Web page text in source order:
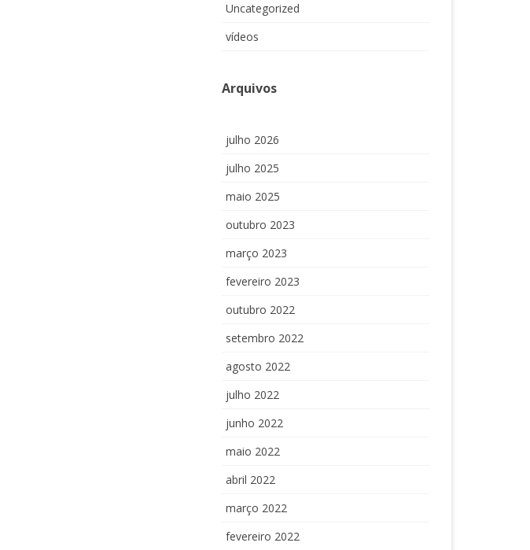
Uncategorized
vídeos
Arquivos
julho 2026
julho 2025
maio 2025
outubro 2023
março 2023
fevereiro 2023
outubro 2022
setembro 2022
agosto 2022
julho 2022
junho 2022
maio 2022
abril 2022
março 2022
fevereiro 2022